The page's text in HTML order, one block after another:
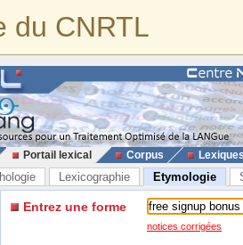
du CNRTL
Portail lexical Corpus
Lexicographie Etymologie
Entrez une forme
notices corrigées